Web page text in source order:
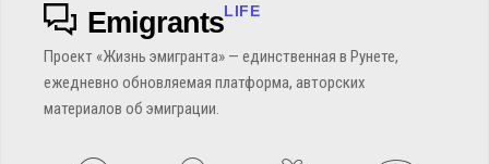
EmigrantsLIFE
Проект «Жизнь эмигранта» — единственная в Рунете,
ежедневно обновляемая платформа, авторских
материалов об эмиграции.